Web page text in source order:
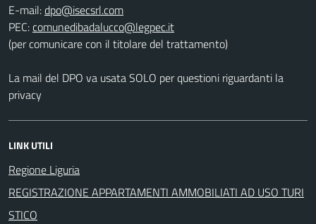
E-mail:
PEC:
(per comunicare con il titolare del trattamento)
La mail del DPO va usata SOLO per questioni riguardanti la
privacy
LINK UTILI
Regione Liguria
REGISTRAZIONE APPARTAMENTI AMMOBILIATI AD USO TURI
STICO